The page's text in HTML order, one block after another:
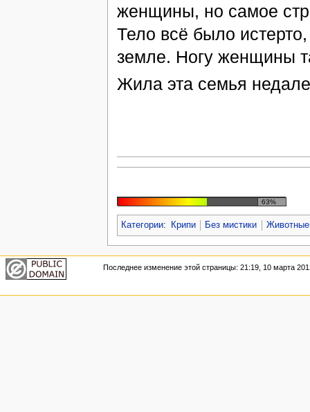
женщины, но самое
Тело всё было
земле. Ногу женщины
Жила эта семья
63%
Категории: Крипи Без мистики Животные
Последнее изменение этой страницы: 21:19, 10 марта